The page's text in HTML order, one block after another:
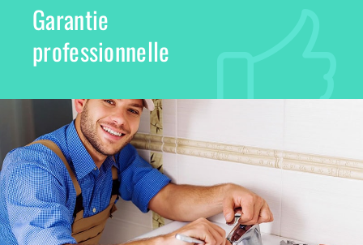
Garantie
professionnelle